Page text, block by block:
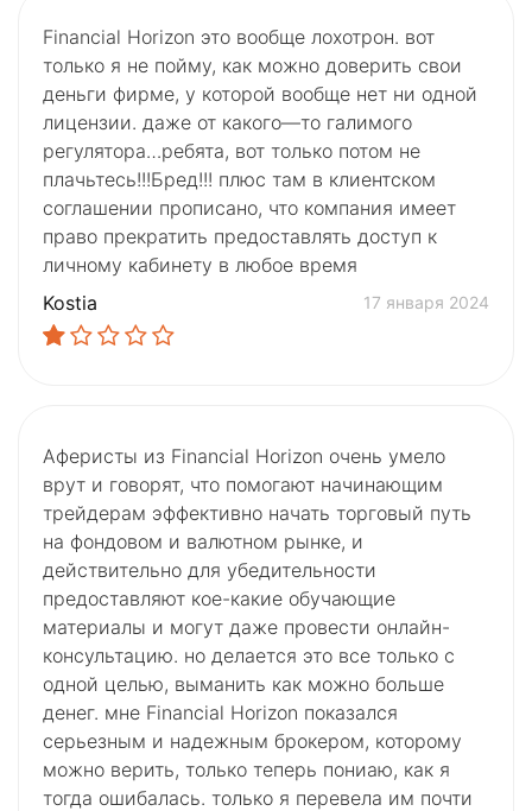
Financial Horizon это вообще лохотрон. вот
только я не пойму, как можно доверить свои
деньги фирме, у которой вообще нет ни одной
лицензии. даже от какого—то галимого
регулятора…ребята, вот только потом не
плачьтесь!!!Бред!!! плюс там в клиентском
соглашении прописано, что компания имеет
право прекратить предоставлять доступ к
личному кабинету в любое время
Kostia
17 января 2024
Аферисты из Financial Horizon очень умело
врут и говорят, что помогают начинающим
трейдерам эффективно начать торговый путь
на фондовом и валютном рынке, и
действительно для убедительности
предоставляют кое-какие обучающие
материалы и могут даже провести онлайн-
консультацию. но делается это все только с
одной целью, выманить как можно больше
денег. мне Financial Horizon показался
серьезным и надежным брокером, которому
можно верить, только теперь пониаю, как я
тогда ошибалась. только я перевела им почти